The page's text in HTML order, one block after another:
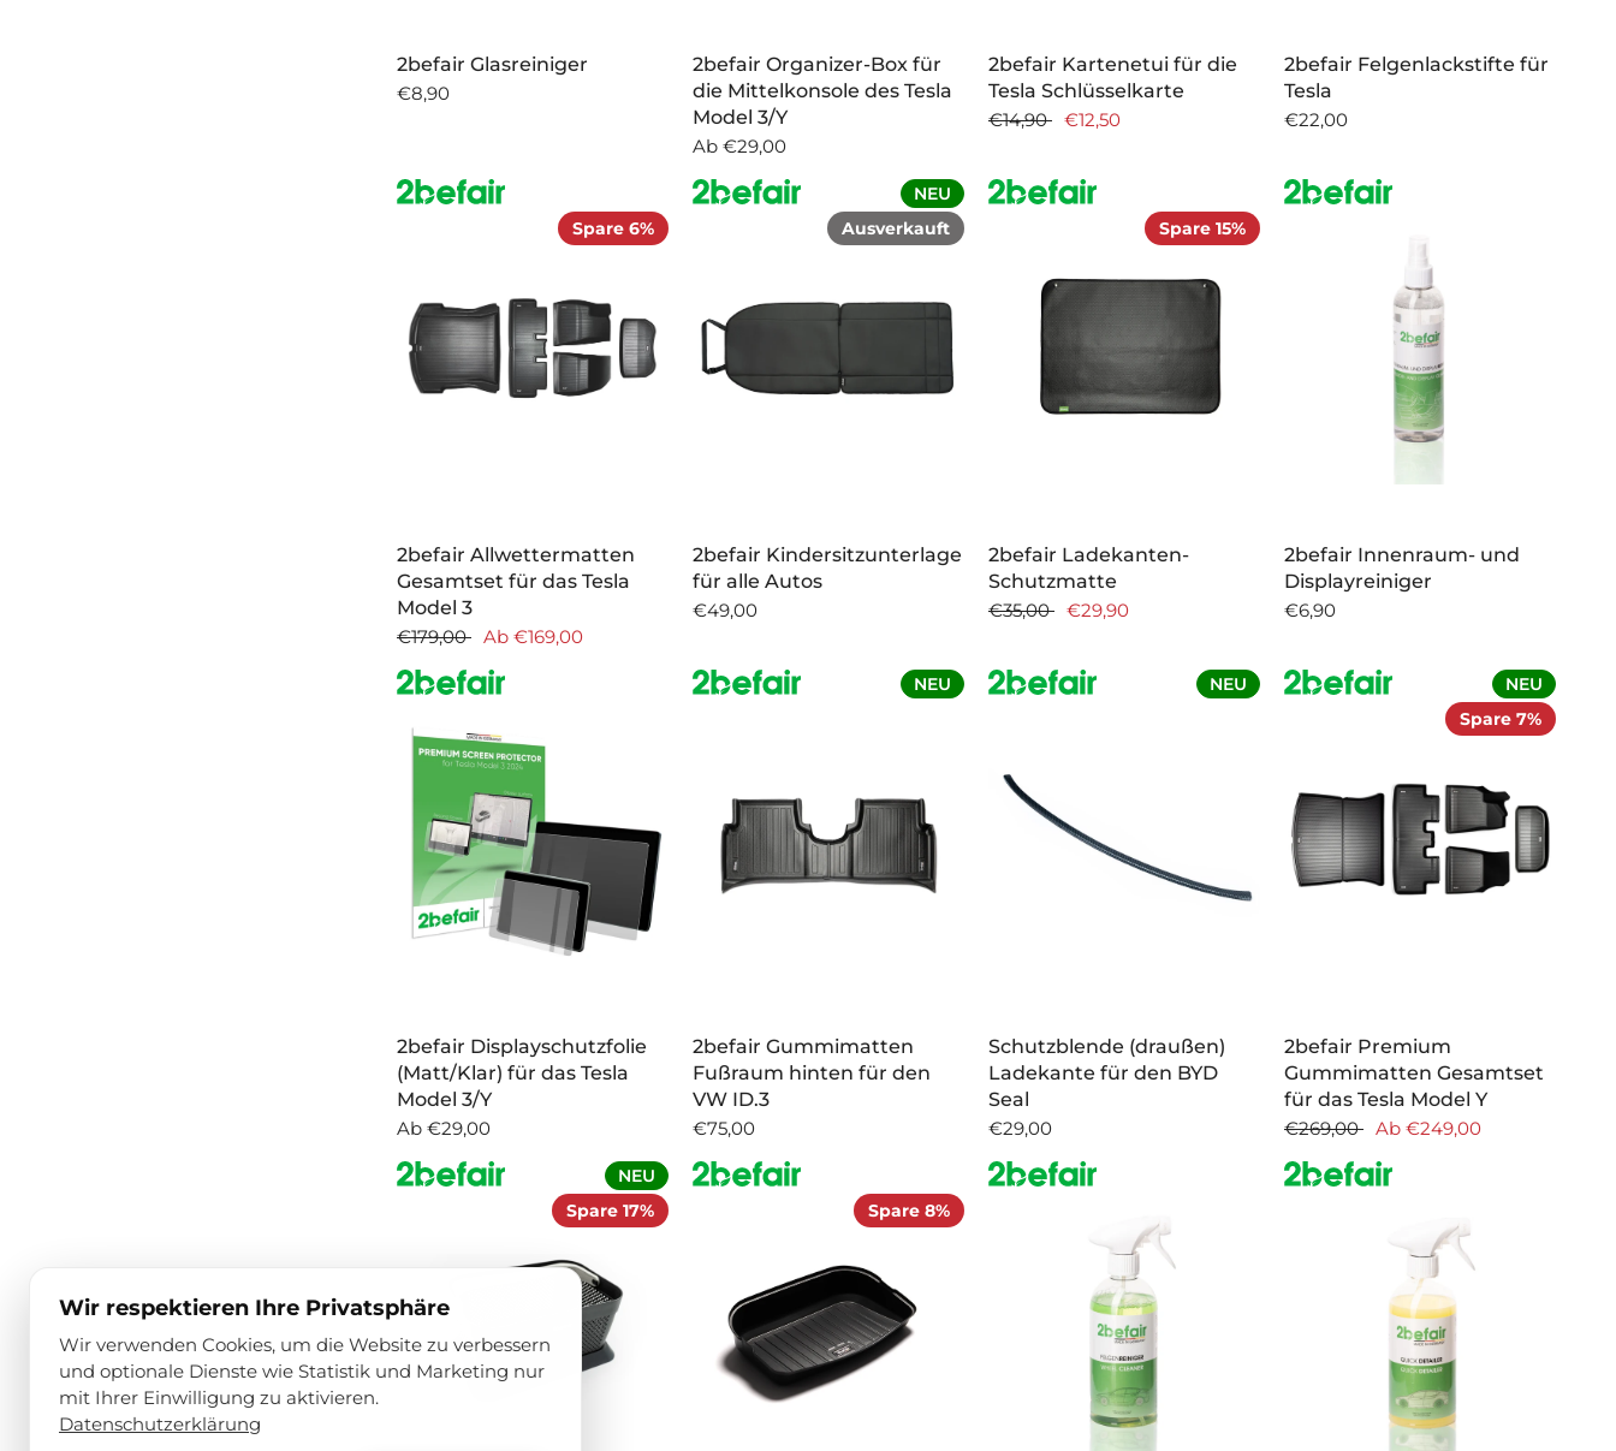
2befair Glasreiniger
€8,90
2befair Organizer-Box für
die Mittelkonsole des Tesla
Model 3/Y
Ab €29,00
2befair Kartenetui für die
Tesla Schlüsselkarte
€14,90
€12,50
2befair Felgenlackstifte für
Tesla
€22,00
Spare 6%
2befair Allwettermatten
Gesamtset für das Tesla
Model 3
€179,00
Ab €169,00
Ausverkauft
NEU
2befair Kindersitzunterlage
für alle Autos
€49,00
Spare 15%
2befair Ladekanten-
Schutzmatte
€35,00
€29,90
2befair Innenraum- und
Displayreiniger
€6,90
2befair Displayschutzfolie
(Matt/Klar) für das Tesla
Model 3/Y
Ab €29,00
NEU
2befair Gummimatten
Fußraum hinten für den
VW ID.3
€75,00
NEU
Schutzblende (draußen)
Ladekante für den BYD
Seal
€29,00
Spare 7%
NEU
2befair Premium
Gummimatten Gesamtset
für das Tesla Model Y
€269,00
Ab €249,00
Spare 17%
NEU
Spare 8%
Wir respektieren Ihre Privatsphäre
Wir verwenden Cookies, um die Website zu verbessern
und optionale Dienste wie Statistik und Marketing nur
mit Ihrer Einwilligung zu aktivieren.
Datenschutzerklärung